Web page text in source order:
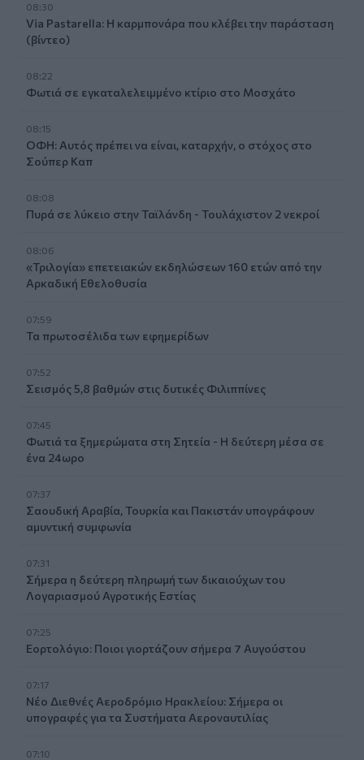
08:30
Via Pastarella: Η καρμπονάρα που κλέβει την παράσταση
(βίντεο)
08:22
Φωτιά σε εγκαταλελειμμένο κτίριο στο Μοσχάτο
08:15
ΟΦΗ: Αυτός πρέπει να είναι, καταρχήν, ο στόχος στο
Σούπερ Καπ
08:08
Πυρά σε λύκειο στην Ταϊλάνδη - Τουλάχιστον 2 νεκροί
08:06
«Τριλογία» επετειακών εκδηλώσεων 160 ετών από την
Αρκαδική Εθελοθυσία
07:59
Τα πρωτοσέλιδα των εφημερίδων
07:52
Σεισμός 5,8 βαθμών στις δυτικές Φιλιππίνες
07:45
Φωτιά τα ξημερώματα στη Σητεία - Η δεύτερη μέσα σε
ένα 24ωρο
07:37
Σαουδική Αραβία, Τουρκία και Πακιστάν υπογράφουν
αμυντική συμφωνία
07:31
Σήμερα η δεύτερη πληρωμή των δικαιούχων του
Λογαριασμού Αγροτικής Εστίας
07:25
Εορτολόγιο: Ποιοι γιορτάζουν σήμερα 7 Αυγούστου
07:17
Νέο Διεθνές Αεροδρόμιο Ηρακλείου: Σήμερα οι
υπογραφές για τα Συστήματα Αεροναυτιλίας
07:10